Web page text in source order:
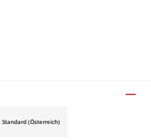
Standard (Österreich)